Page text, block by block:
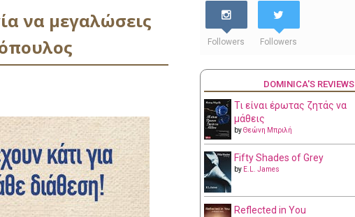
να μεγαλώσεις
Followers Followers
DOMINICA'S REVIEWS
Τι είναι έρωτας ζητάς να
μάθεις
byΘεώνη Μπριλή
Fifty Shades of Grey
by E.L. James
Reflected in You